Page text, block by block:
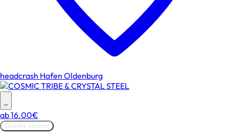
headcrash Hafen Oldenburg
–
ab16.00€
Tickets sichern